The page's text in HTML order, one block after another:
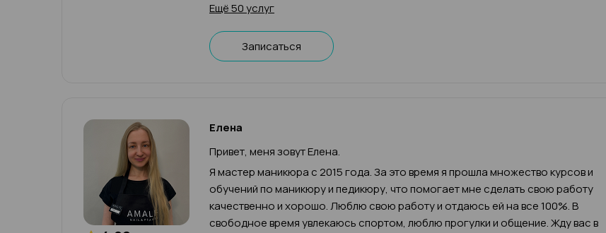
Ещё 50 услуг
Записаться
Елена
Привет, меня зовут Елена.
Я мастер маникюра с 2015 года. За это время я прошла множество курсов и
обучений по маникюру и педикюру, что помогает мне сделать свою работу
качественно и хорошо. Люблю свою работу и отдаюсь ей на все 100%. В
свободное время увлекаюсь спортом, люблю прогулки и общение. Жду вас в